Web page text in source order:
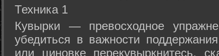
Техника 1
Кувырки — превосходное
убедиться в важности
или циновке перекувыркнитесь,